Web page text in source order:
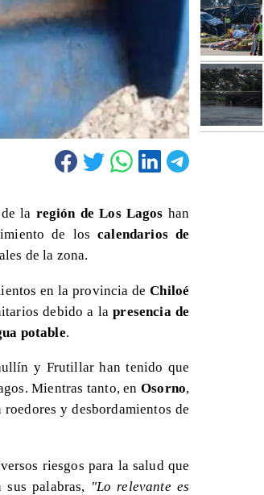
la región de Los Lagos han
de loscalendarios de
de la zona.
en la provincia deChiloé
debido a lapresencia de
potable.
y Frutillar han tenido que
Mientras tanto, enOsorno,
y desbordamientos de
riesgos para la salud que
palabras, "Lo relevante es